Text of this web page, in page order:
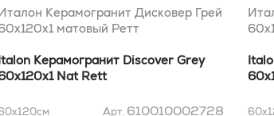
Керамогранит Дисковер Грей
матовый Ретт
Керамогранит Discover Grey
Nat Rett
см Арт. 610010002728